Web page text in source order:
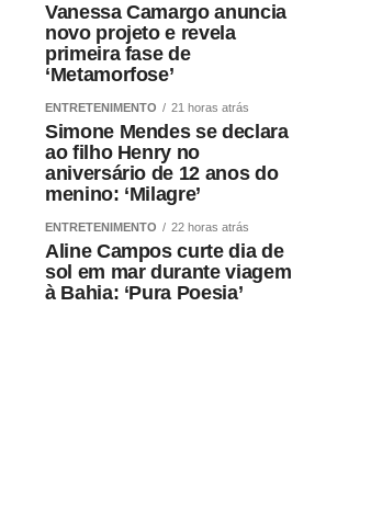
Vanessa Camargo anuncia
novo projeto e revela
primeira fase de
‘Metamorfose’
ENTRETENIMENTO 21 horas atrás
Simone Mendes se declara
ao filho Henry no
aniversário de 12 anos do
menino: ‘Milagre’
ENTRETENIMENTO 22 horas atrás
Aline Campos curte dia de
sol em mar durante viagem
à Bahia: ‘Pura Poesia’